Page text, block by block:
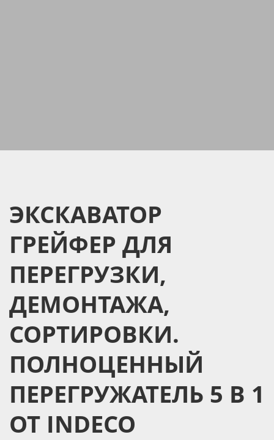
ЭКСКАВАТОР
ГРЕЙФЕР ДЛЯ
ПЕРЕГРУЗКИ,
ДЕМОНТАЖА,
СОРТИРОВКИ.
ПОЛНОЦЕННЫЙ
ПЕРЕГРУЖАТЕЛЬ 5 В 1
ОТ INDECO